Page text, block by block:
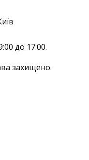
до 17:00.
захищено.